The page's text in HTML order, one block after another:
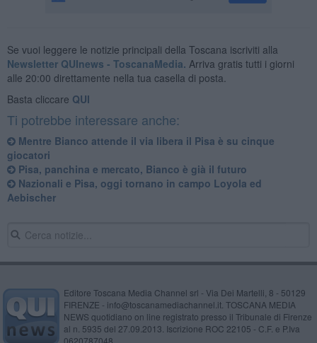
Se vuoi leggere le notizie principali della Toscana iscriviti alla
Newsletter QUInews - ToscanaMedia. Arriva gratis tutti i giorni
alle 20:00 direttamente nella tua casella di posta.
Basta cliccare QUI
Ti potrebbe interessare anche:
Mentre Bianco attende il via libera il Pisa è su cinque
giocatori
Pisa, panchina e mercato, Bianco è già il futuro
Nazionali e Pisa, oggi tornano in campo Loyola ed
Aebischer
Editore Toscana Media Channel srl - Via Dei Martelli, 8 - 50129
FIRENZE - info@toscanamediachannel.it. TOSCANA MEDIA
NEWS quotidiano on line registrato presso il Tribunale di Firenze
al n. 5935 del 27.09.2013. Iscrizione ROC 22105 - C.F. e P.Iva
0620787048